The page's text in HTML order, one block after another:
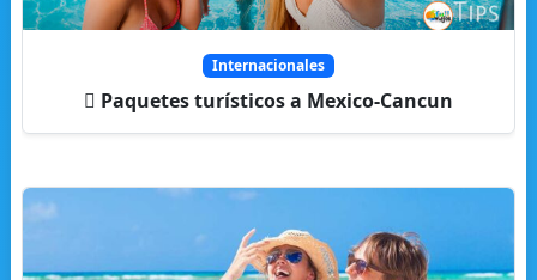
Internacionales
Paquetes turísticos a Mexico-Cancun